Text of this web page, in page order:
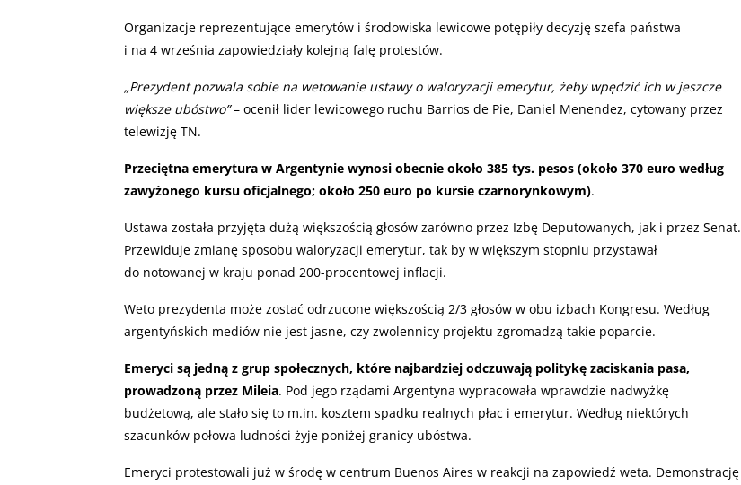
Organizacje reprezentujące emerytów i środowiska lewicowe potępiły decyzję szefa państwa
i na 4 września zapowiedziały kolejną falę protestów.
„Prezydent pozwala sobie na wetowanie ustawy o waloryzacji emerytur, żeby wpędzić ich w jeszcze
większe ubóstwo”– ocenił lider lewicowego ruchu Barrios de Pie, Daniel Menendez, cytowany przez
telewizję TN.
Przeciętna emerytura w Argentynie wynosi obecnie około 385 tys. pesos (około 370 euro według
zawyżonego kursu oficjalnego; około 250 euro po kursie czarnorynkowym).
Ustawa została przyjęta dużą większością głosów zarówno przez Izbę Deputowanych, jak i przez Senat.
Przewiduje zmianę sposobu waloryzacji emerytur, tak by w większym stopniu przystawał
do notowanej w kraju ponad 200-procentowej inflacji.
Weto prezydenta może zostać odrzucone większością 2/3 głosów w obu izbach Kongresu. Według
argentyńskich mediów nie jest jasne, czy zwolennicy projektu zgromadzą takie poparcie.
Emeryci są jedną z grup społecznych, które najbardziej odczuwają politykę zaciskania pasa,
prowadzoną przez Mileia. Pod jego rządami Argentyna wypracowała wprawdzie nadwyżkę
budżetową, ale stało się to m.in. kosztem spadku realnych płac i emerytur. Według niektórych
szacunków połowa ludności żyje poniżej granicy ubóstwa.
Emeryci protestowali już w środę w centrum Buenos Aires w reakcji na zapowiedź weta. Demonstrację